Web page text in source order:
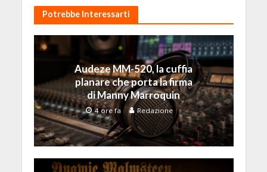
Potrebbe Interessarti
Audeze MM-520, la cuffia
planare che porta la firma
di Manny Marroquin
4 ore fa Redazione